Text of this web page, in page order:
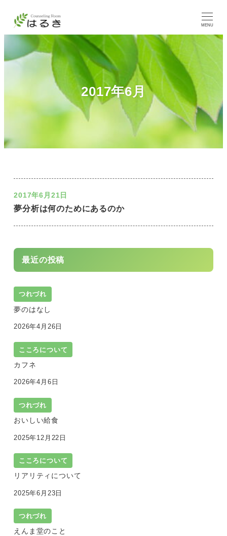
MENU
2017年6月
夢分析は何のためにあるのか
2017年6月21日
最近の投稿
つれづれ
夢のはなし
2026年4月26日
こころについて
カフネ
2026年4月6日
つれづれ
おいしい給食
2025年12月22日
こころについて
リアリティについて
2025年6月23日
つれづれ
えんま堂のこと